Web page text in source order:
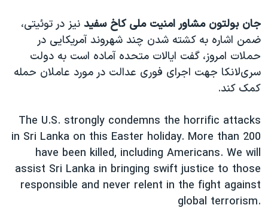
جان بولتون مشاور امنیت ملی کاخ سفید نیز در توئیتی،
ضمن اشاره به کشته شدن چند شهروند آمریکایی در
حملات امروز، گفت ایالات متحده آماده است به دولت
سری‌لانکا جهت اجرای فوری عدالت در مورد عاملان حمله
کمک کند.
The U.S. strongly condemns the horrific attacks
in Sri Lanka on this Easter holiday. More than 200
have been killed, including Americans. We will
assist Sri Lanka in bringing swift justice to those
responsible and never relent in the fight against
global terrorism.